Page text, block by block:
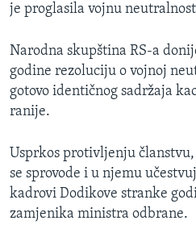
je proglasila vojnu
Narodna skupština RS-a
godine rezoluciju o vojnoj
gotovo identičnog sadržaja
ranije.
Usprkos protivljenju
se sprovode i u njemu
kadrovi Dodikove stranke
zamjenika ministra odbrane.